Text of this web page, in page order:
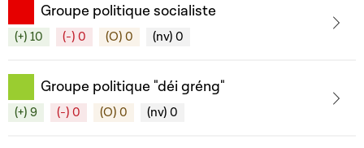
Groupe politique socialiste
(+) 10 (-) 0 (O) 0 (nv) 0
Groupe politique "déi gréng"
(+) 9 (-) 0 (O) 0 (nv) 0